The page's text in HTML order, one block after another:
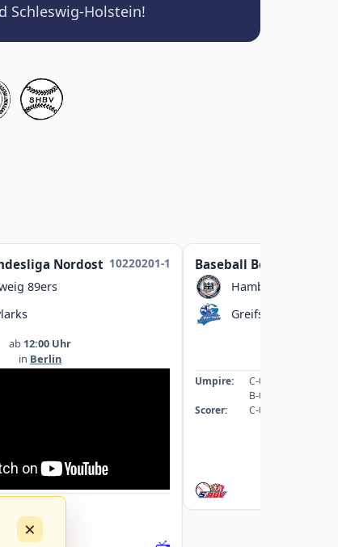
Schleswig-Holstein!
Nordost 10220201-1
89ers
ab 12:00 Uhr
in Berlin
UMP-BB
UMP-BB
SCO
Baseball Bezirksliga
Hamburg
Greifswald Baltic
Umpire:
C-089059-UMP-BB
B-078542-UMP-BB
Scorer:
C-069253-SCO
×